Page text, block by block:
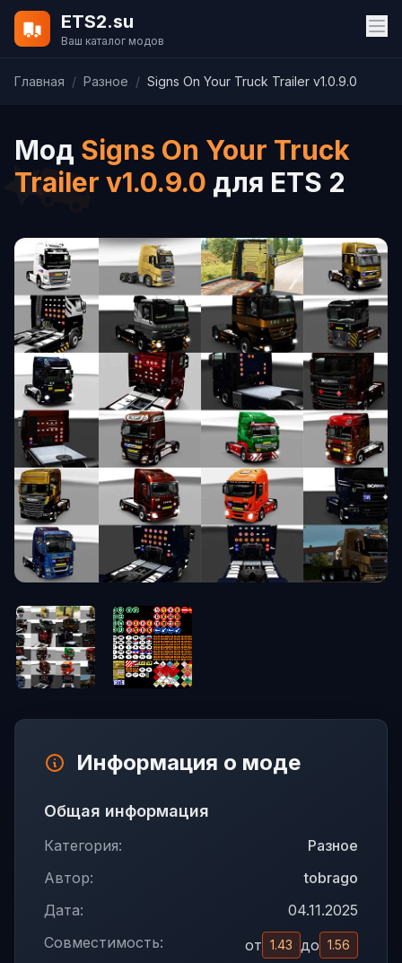
ETS2.su
Ваш каталог модов
Главная / Разное / Signs On Your Truck Trailer v1.0.9.0
Мод Signs On Your Truck
Trailer v1.0.9.0 для ETS 2
Информация о моде
Общая информация
Категория:
Разное
Автор:
tobrago
Дата:
04.11.2025
Совместимость:
от 1.43 до 1.56